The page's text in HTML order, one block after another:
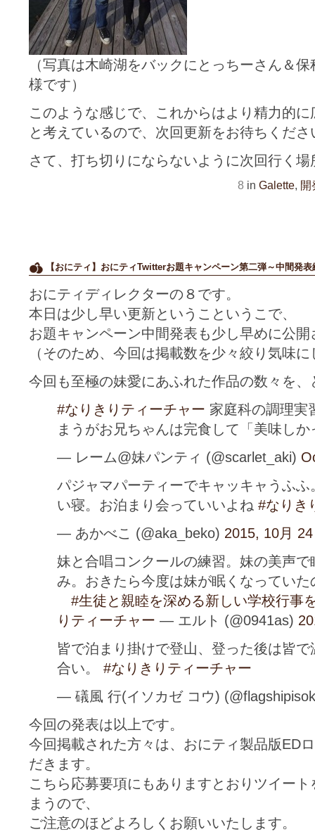
（写真は木崎湖をバックにとっちーさん＆
様です）
このような感じで、これからはより精力的
と考えているので、次回更新をお待ちくださ
さて、打ち切りにならないように次回行く
8 in Galette, 開
【おにティ】おにティTwitterお題キャンペーン第二弾～中間発表
おにティディレクターの８です。
本日は少し早い更新というこというこで、
お題キャンペーン中間発表も少し早めに公
（そのため、今回は掲載数を少々絞り気味
今回も至極の妹愛にあふれた作品の数々を
#なりきりティーチャー 家庭科の調理実
まうがお兄ちゃんは完食して「美味し
— レーム@妹パンティ (@scarlet_aki)
パジャマパーティーでキャッキャうふ
い寝。お泊まり会っていいよね #なりき
— あかべこ (@aka_beko) 2015, 10月 24
妹と合唱コンクールの練習。妹の美声
み。おきたら今度は妹が眠くなってい
#生徒と親睦を深める新しい学校行事
りティーチャー — エルト (@0941as)
皆で泊まり掛けで登山、登った後は皆
合い。 #なりきりティーチャー
— 礒風 行(イソカゼ コウ)
今回の発表は以上です。
今回掲載された方々は、おにティ製品版ED
だきます。
こちら応募要項にもありますとおりツイー
まうので、
ご注意のほどよろしくお願いいたします。